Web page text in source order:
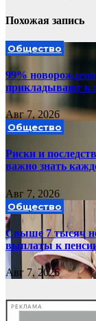
Похожая запись
Общество
99%
прикладывают к
Авг 7, 2026
Общество
Риски и
важно знать
Авг 7, 2026
Общество
Свыше 7 тысяч
выплаты к
Авг 7, 2026
РЕКЛАМА